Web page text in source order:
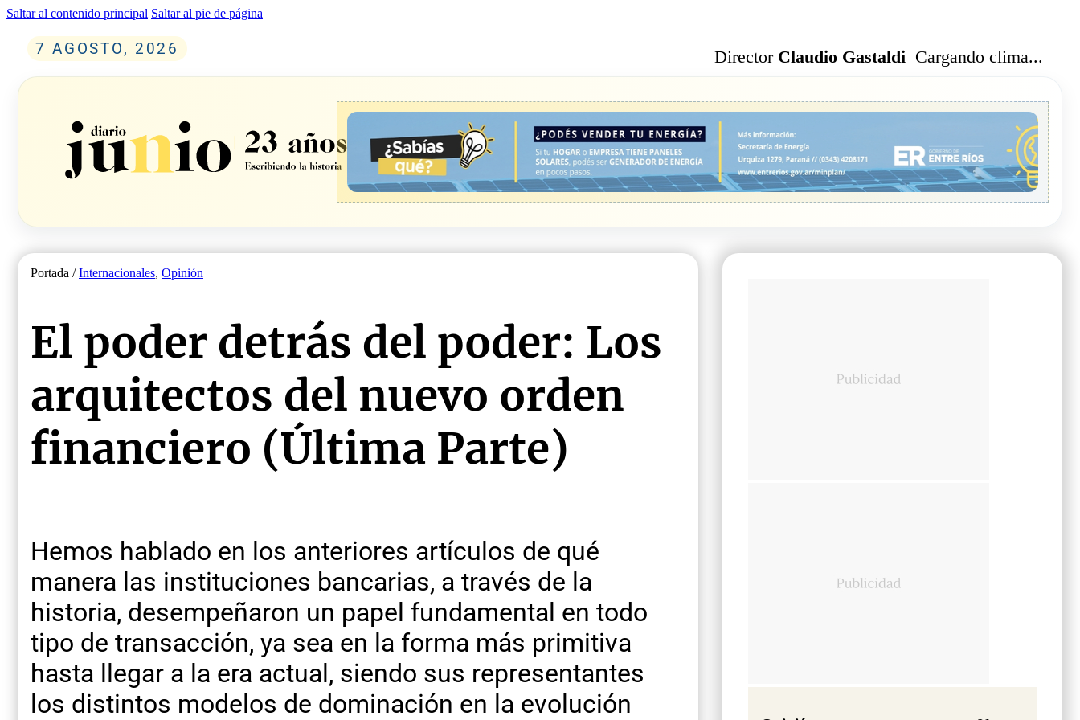
Saltar al contenido principal Saltar al pie de página
7 AGOSTO, 2026 Director Claudio Gastaldi Cargando clima...
Portada /Internacionales, Opinión
El poder detrás del poder: Los
arquitectos del nuevo orden
financiero (Última Parte)
Hemos hablado en los anteriores artículos de qué
manera las instituciones bancarias, a través de la
historia, desempeñaron un papel fundamental en todo
tipo de transacción, ya sea en la forma más primitiva
hasta llegar a la era actual, siendo sus representantes
los distintos modelos de dominación en la evolución